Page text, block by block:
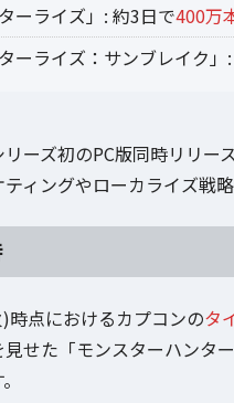
ーライズ」: 約3日で400万
ーライズ：サンブレイク」
リーズ初のPC版同時リリ
ィングやローカライズ戦
点におけるカプコンのタ
せた「モンスターハンタ